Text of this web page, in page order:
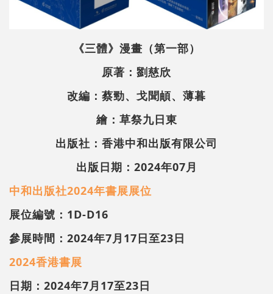
《三體》漫畫（第一部）
原著：劉慈欣
改編：蔡勁、戈聞頔、薄暮
繪：草祭九日東
出版社：香港中和出版有限公司
出版日期：2024年07月
中和出版社2024年書展展位
展位編號：1D-D16
參展時間：2024年7月17日至23日
2024香港書展
日期：2024年7月17至23日